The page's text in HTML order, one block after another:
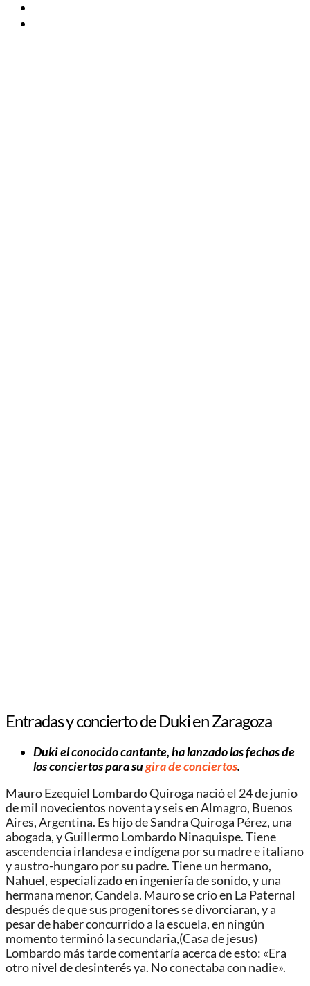
Entradas y concierto de Duki en Zaragoza
Duki el conocido cantante, ha lanzado las fechas de
los conciertos para sugira de conciertos.
Mauro Ezequiel Lombardo Quiroga nació el 24 de junio
de mil novecientos noventa y seis en Almagro, Buenos
Aires, Argentina. Es hijo de Sandra Quiroga Pérez, una
abogada, y Guillermo Lombardo Ninaquispe.​ Tiene
ascendencia irlandesa e indígena por su madre e italiano
y austro-hungaro por su padre. Tiene un hermano,
Nahuel, especializado en ingeniería de sonido, y una
hermana menor, Candela.​ Mauro se crio en La Paternal
después de que sus progenitores se divorciaran, y a
pesar de haber concurrido a la escuela, en ningún
momento terminó la secundaria,​(Casa de jesus)
Lombardo más tarde comentaría acerca de esto: «Era
otro nivel de desinterés ya. No conectaba con nadie».